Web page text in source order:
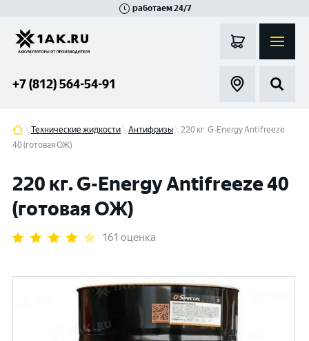
работаем 24/7
+7 (812) 564-54-91
Технические жидкости Антифризы
220 кг. G-Energy Antifreeze
40 (готовая ОЖ)
220 кг. G-Energy Antifreeze 40
(готовая ОЖ)
161 оценка
Гатчина